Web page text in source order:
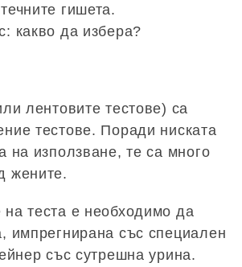
гишета.
какво да избера?
лентовите тестове) са
тестове. Поради ниската
на използване, те са много
жените.
теста е необходимо да
импрегнирана със специален
със сутрешна урина.